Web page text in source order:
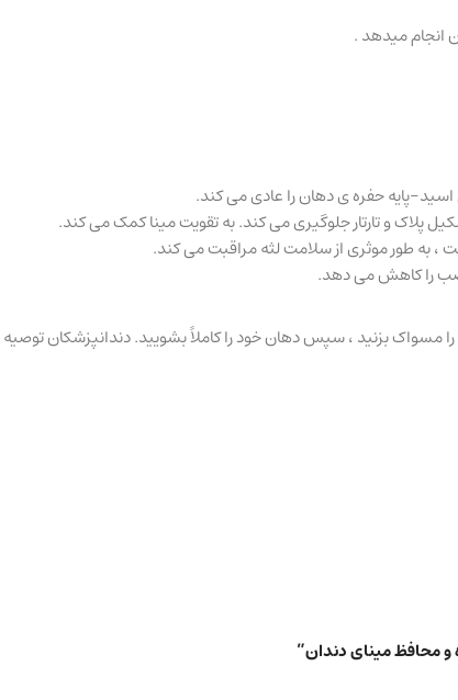
انجام میدهد .
اسید-پایه حفره ی دهان را عادی می کند.
پلاک و تارتار جلوگیری می کند. به تقویت مینا کمک می کند.
طور موثری از سلامت لثه مراقبت می کند.
را کاهش می دهد.
محافظ مینای دندان”